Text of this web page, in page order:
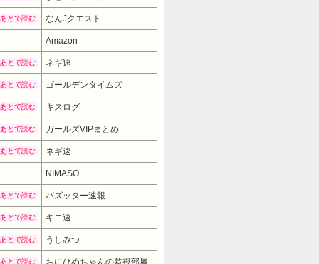
あとで読む なんJクエスト
Amazon
あとで読む ネギ速
あとで読む ゴールデンタイムズ
あとで読む キスログ
あとで読む ガールズVIPまとめ
あとで読む ネギ速
NIMASO
あとで読む バズッター速報
あとで読む キニ速
あとで読む うしみつ
あとで読む おにひめちゃんの監視部屋